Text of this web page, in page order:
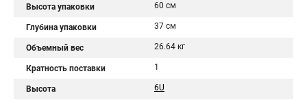
Высота упаковки 60 см
Глубина упаковки 37 см
Объемный вес 26.64 кг
Кратность поставки 1
Высота 6U